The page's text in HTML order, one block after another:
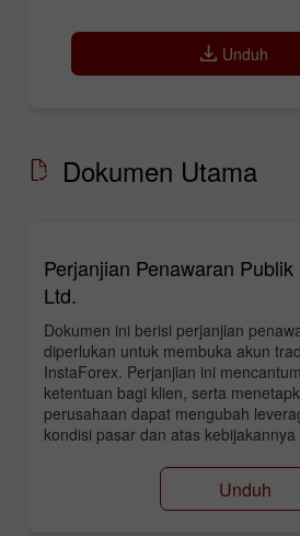
Unduh
Dokumen Utama
Perjanjian Penawaran
Ltd.
Dokumen ini berisi perjanjian
diperlukan untuk membuka akun
InstaForex. Perjanjian ini
ketentuan bagi klien, serta
perusahaan dapat mengubah
kondisi pasar dan atas kebijakannya
Unduh